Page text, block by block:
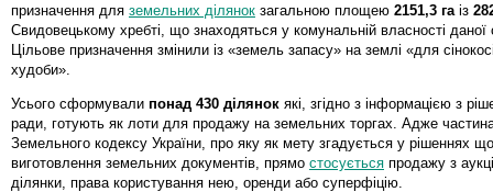
призначення для земельних ділянок загальною площею 2151,3 га із
Свидовецькому хребті, що знаходяться у комунальній власності
Цільове призначення змінили із «земель запасу» на землі «для
худоби».
Усього сформували понад 430 ділянок які, згідно з інформацією з
ради, готують як лоти для продажу на земельних торгах. Адже частина
Земельного кодексу України, про яку як мету згадується у рішеннях
виготовлення земельних документів, прямо стосується продажу з
ділянки, права користування нею, оренди або суперфіцію.